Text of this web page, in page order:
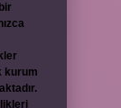
kurum